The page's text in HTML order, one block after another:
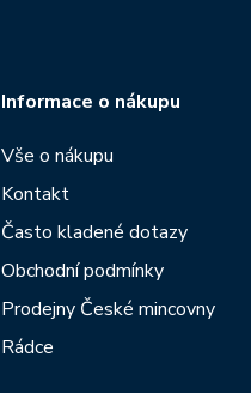
Informace o nákupu
Vše o nákupu
Kontakt
Často kladené dotazy
Obchodní podmínky
Prodejny České mincovny
Rádce